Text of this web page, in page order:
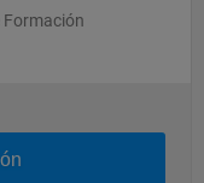
Formación